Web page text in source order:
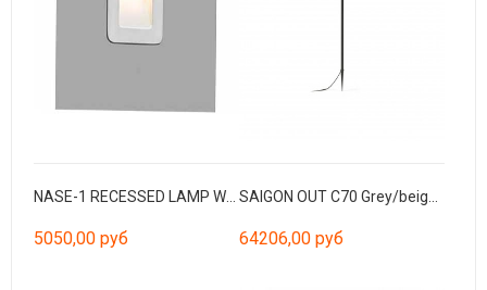
5050,00 руб 64206,00 руб